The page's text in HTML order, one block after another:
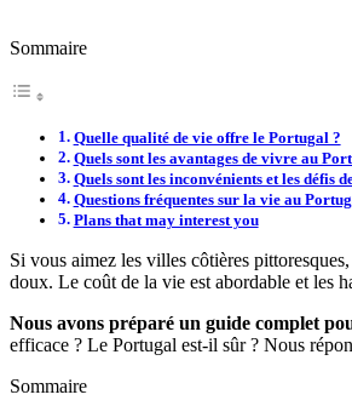
Sommaire
Quelle qualité de vie offre le Portugal ?
Quels sont les avantages de vivre au
Quels sont les inconvénients et les défis
Questions fréquentes sur la vie au
Plans that may interest you
Si vous aimez les villes côtières
doux. Le coût de la vie est abordable et les
Nous avons préparé un guide complet
efficace ? Le Portugal est-il sûr ? Nous
Sommaire